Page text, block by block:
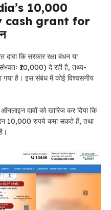
₹10,000
cash grant for
कि सरकार रक्षा बंधन या
₹10,000) दे रही है, तथ्य-
गया है। इस संबंध में कोई विश्वसनीय
दावों को खारिज कर दिया कि
10,000 रुपये कमा सकते हैं, तथा